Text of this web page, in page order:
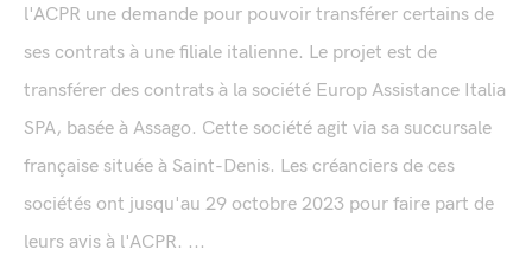
l'ACPR une demande pour pouvoir transférer certains de
ses contrats à une filiale italienne. Le projet est de
transférer des contrats à la société Europ Assistance Italia
SPA, basée à Assago. Cette société agit via sa succursale
française située à Saint-Denis. Les créanciers de ces
sociétés ont jusqu'au 29 octobre 2023 pour faire part de
leurs avis à l'ACPR. ...